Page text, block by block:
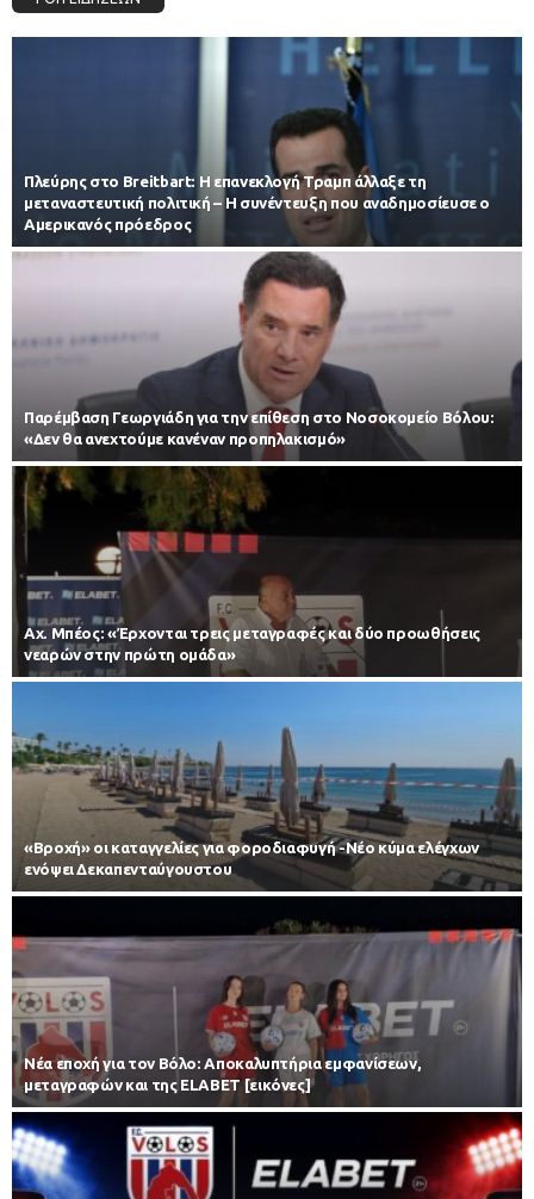
Πλεύρης στο Breitbart: Η επανεκλογή Τραμπ άλλαξε τη
μεταναστευτική πολιτική – Η συνέντευξη που αναδημοσίευσε ο
Αμερικανός πρόεδρος
Παρέμβαση Γεωργιάδη για την επίθεση στο Νοσοκομείο Βόλου:
«Δεν θα ανεχτούμε κανέναν προπηλακισμό»
Αχ. Μπέος: «Έρχονται τρεις μεταγραφές και δύο προωθήσεις
νεαρών στην πρώτη ομάδα»
«Βροχή» οι καταγγελίες για φοροδιαφυγή -Νέο κύμα ελέγχων
ενόψει Δεκαπενταύγουστου
Νέα εποχή για τον Βόλο: Αποκαλυπτήρια εμφανίσεων,
μεταγραφών και της ELABET [εικόνες]